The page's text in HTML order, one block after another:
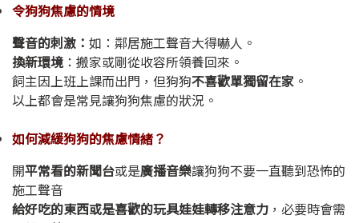
令狗狗焦慮的情境
聲音的刺激： 如：鄰居施工聲音大得嚇人。
換新環境 ：搬家或剛從收容所領養回來。
飼主因上班上課而出門，但狗狗不喜歡單獨留在家 。
以上都會是常見讓狗狗焦慮的狀況。
如何減緩狗狗的焦慮情緒？
開平常看的新聞台或是廣播音樂讓狗狗不要一直聽到恐怖的
施工聲音
給好吃的東西或是喜歡的玩具娃娃轉移注意力 ，必要時會需